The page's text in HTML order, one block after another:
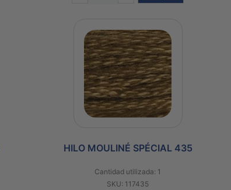
HILO MOULINÉ SPÉCIAL 435
Cantidad utilizada: 1
SKU: 117435